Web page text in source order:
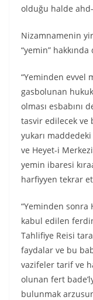
olduğu halde
Nizamnamenin
“yemin”
“Yeminden
gasbolunan
olması esbabını
tasvir edilecek ve
yukarı
ve Heyet-i
yemin ibaresi
harfiyyen tekrar
“Yeminden
kabul edilen
Tahlifiye Reisi
faydalar ve bu
vazifeler tarif ve
olunan fert
bulunmak